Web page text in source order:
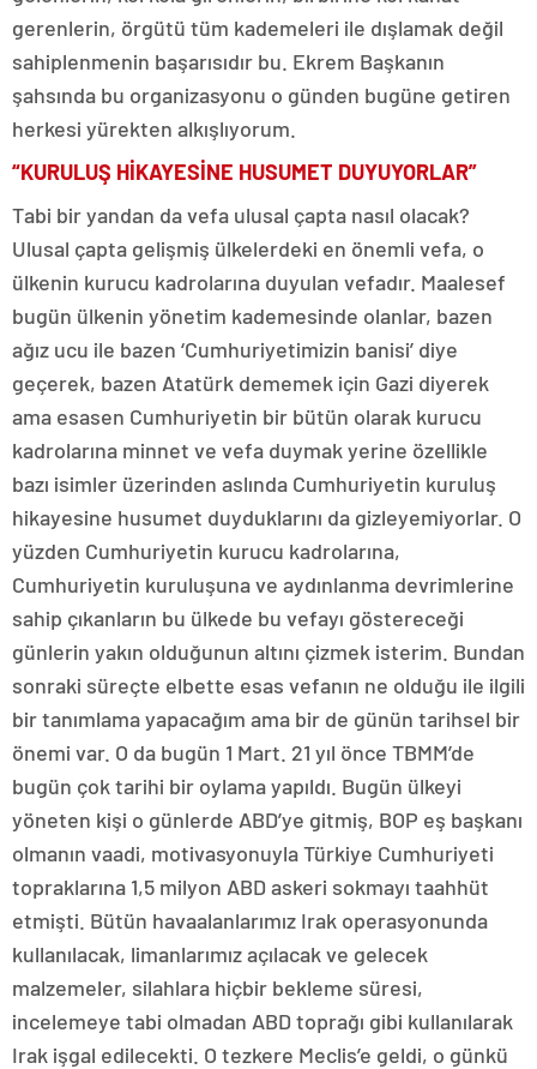
gerenlerin, örgütü tüm kademeleri ile dışlamak değil
sahiplenmenin başarısıdır bu. Ekrem Başkanın
şahsında bu organizasyonu o günden bugüne getiren
herkesi yürekten alkışlıyorum.
“KURULUŞ HİKAYESİNE HUSUMET DUYUYORLAR”
Tabi bir yandan da vefa ulusal çapta nasıl olacak?
Ulusal çapta gelişmiş ülkelerdeki en önemli vefa, o
ülkenin kurucu kadrolarına duyulan vefadır. Maalesef
bugün ülkenin yönetim kademesinde olanlar, bazen
ağız ucu ile bazen ‘Cumhuriyetimizin banisi’ diye
geçerek, bazen Atatürk dememek için Gazi diyerek
ama esasen Cumhuriyetin bir bütün olarak kurucu
kadrolarına minnet ve vefa duymak yerine özellikle
bazı isimler üzerinden aslında Cumhuriyetin kuruluş
hikayesine husumet duyduklarını da gizleyemiyorlar. O
yüzden Cumhuriyetin kurucu kadrolarına,
Cumhuriyetin kuruluşuna ve aydınlanma devrimlerine
sahip çıkanların bu ülkede bu vefayı göstereceği
günlerin yakın olduğunun altını çizmek isterim. Bundan
sonraki süreçte elbette esas vefanın ne olduğu ile ilgili
bir tanımlama yapacağım ama bir de günün tarihsel bir
önemi var. O da bugün 1 Mart. 21 yıl önce TBMM’de
bugün çok tarihi bir oylama yapıldı. Bugün ülkeyi
yöneten kişi o günlerde ABD’ye gitmiş, BOP eş başkanı
olmanın vaadi, motivasyonuyla Türkiye Cumhuriyeti
topraklarına 1,5 milyon ABD askeri sokmayı taahhüt
etmişti. Bütün havaalanlarımız Irak operasyonunda
kullanılacak, limanlarımız açılacak ve gelecek
malzemeler, silahlara hiçbir bekleme süresi,
incelemeye tabi olmadan ABD toprağı gibi kullanılarak
Irak işgal edilecekti. O tezkere Meclis’e geldi, o günkü